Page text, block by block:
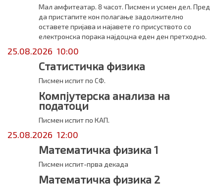
Мал амфитеатар. 8 часот. Писмен и усмен дел. Пред
да пристапите кон полагање задолжително
оставете пријава и најавете го присуството со
електронска порака најдоцна еден ден претходно.
25.08.2026 10:00
Статистичка физика
Писмен испит по СФ.
Компјутерска анализа на
податоци
Писмен испит по КАП.
25.08.2026 12:00
Математичка физика 1
Писмен испит-прва декада
Математичка физика 2